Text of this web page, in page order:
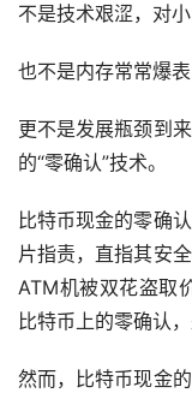
不是技术艰涩，对
也不是内存常常爆表
更不是发展瓶颈到
的“零确认”技术。
比特币现金的零确
片指责，直指其安
ATM机被双花盗取
比特币上的零确认
然而，比特币现金